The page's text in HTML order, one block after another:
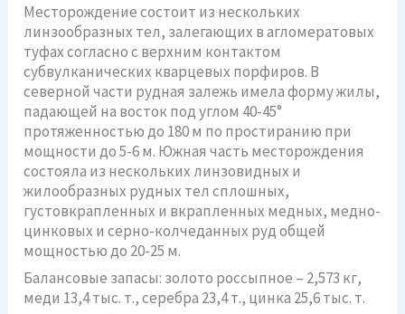
Месторождение состоит из нескольких
линзообразных тел, залегающих в агломератовых
туфах согласно с верхним контактом
субвулканических кварцевых порфиров. В
северной части рудная залежь имела форму жилы,
падающей на восток под углом 40-45°
протяженностью до 180 м по простиранию при
мощности до 5-6 м. Южная часть месторождения
состояла из нескольких линзовидных и
жилообразных рудных тел сплошных,
густовкрапленных и вкрапленных медных, медно-
цинковых и серно-колчеданных руд общей
мощностью до 20-25 м.
Балансовые запасы: золото россыпное – 2,573 кг,
меди 13,4 тыс. т., серебра 23,4 т., цинка 25,6 тыс. т.